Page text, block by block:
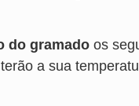
do gramado os
a sua